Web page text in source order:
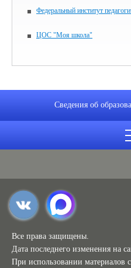
Федеральный институт
ЦОС "Моя школа"
Сведения об
Все права защищены.
Дата последнего изменения на
При использовании материалов